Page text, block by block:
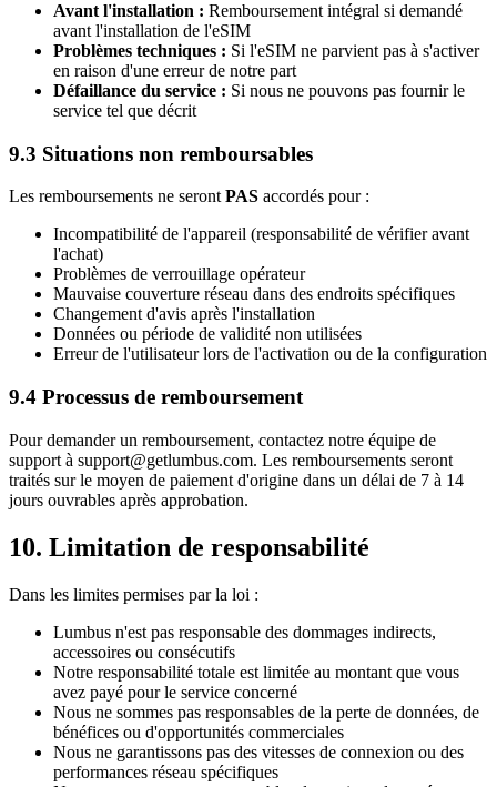
Avant l'installation : Remboursement intégral si demandé
avant l'installation de l'eSIM
Problèmes techniques : Si l'eSIM ne parvient pas à s'activer
en raison d'une erreur de notre part
Défaillance du service : Si nous ne pouvons pas fournir le
service tel que décrit
9.3 Situations non remboursables
Les remboursements ne serontPAS accordés pour :
Incompatibilité de l'appareil (responsabilité de vérifier avant
l'achat)
Problèmes de verrouillage opérateur
Mauvaise couverture réseau dans des endroits spécifiques
Changement d'avis après l'installation
Données ou période de validité non utilisées
Erreur de l'utilisateur lors de l'activation ou de la configuration
9.4 Processus de remboursement
Pour demander un remboursement, contactez notre équipe de
support à support@getlumbus.com. Les remboursements seront
traités sur le moyen de paiement d'origine dans un délai de 7 à 14
jours ouvrables après approbation.
10. Limitation de responsabilité
Dans les limites permises par la loi :
Lumbus n'est pas responsable des dommages indirects,
accessoires ou consécutifs
Notre responsabilité totale est limitée au montant que vous
avez payé pour le service concerné
Nous ne sommes pas responsables de la perte de données, de
bénéfices ou d'opportunités commerciales
Nous ne garantissons pas des vitesses de connexion ou des
performances réseau spécifiques